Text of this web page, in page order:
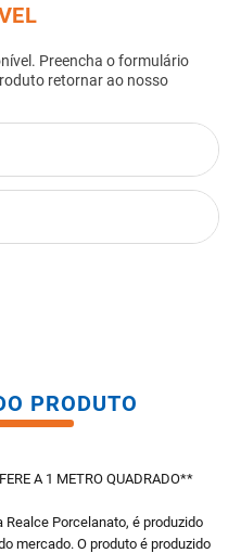
PRODUTO
A 1 METRO QUADRADO**
Porcelanato, é produzido
mercado. O produto é produzido